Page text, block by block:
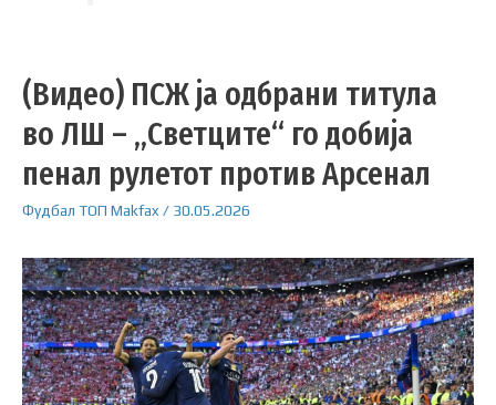
(Видео) ПСЖ ја одбрани титула
во ЛШ – „Светците“ го добија
пенал рулетот против Арсенал
Фудбал ТОП Makfax/ 30.05.2026